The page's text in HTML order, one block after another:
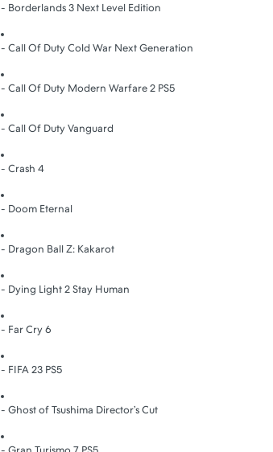
- Borderlands 3 Next Level Edition
- Call Of Duty Cold War Next Generation
- Call Of Duty Modern Warfare 2 PS5
- Call Of Duty Vanguard
- Crash 4
- Doom Eternal
- Dragon Ball Z: Kakarot
- Dying Light 2 Stay Human
- Far Cry 6
- FIFA 23 PS5
- Ghost of Tsushima Director’s Cut
- Gran Turismo 7 PS5